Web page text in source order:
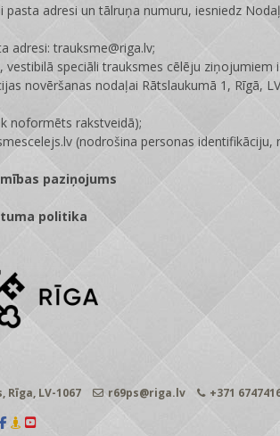
adresi un tālruņa numuru, iesniedz
adresi: trauksme@riga.lv;
speciāli trauksmes cēlēju ziņojumiem
novēršanas nodaļai Rātslaukumā 1, Rīgā,
noformēts rakstveidā);
(nodrošina personas identifikāciju,
paziņojums
politika
LV-1067 r69ps@riga.lv +371